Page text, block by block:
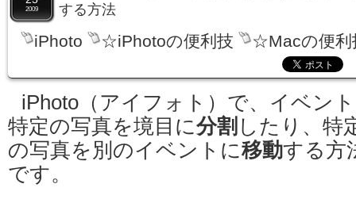
2009
する方法
iPhoto ☆iPhotoの便利技 ☆Macの便利
iPhoto（アイフォト）で、イベン
特定の写真を境目に分割 したり、特
の写真を別のイベントに移動する方
です。